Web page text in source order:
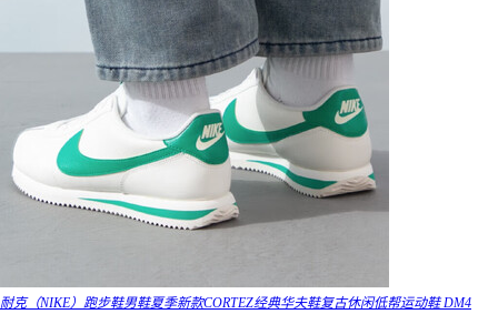
耐克（NIKE）跑步鞋男鞋夏季新款CORTEZ经典华夫鞋复古休闲低帮运动鞋 DM4